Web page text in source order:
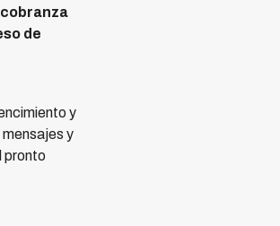
cobranza
de
y
y
pronto